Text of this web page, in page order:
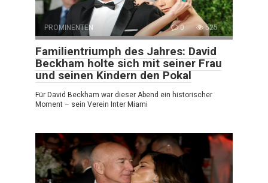
PROMINENTEN 0 525
Familientriumph des Jahres: David
Beckham holte sich mit seiner Frau
und seinen Kindern den Pokal
Für David Beckham war dieser Abend ein historischer
Moment – sein Verein Inter Miami